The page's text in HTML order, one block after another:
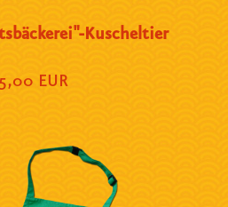
Kuscheltier
EUR